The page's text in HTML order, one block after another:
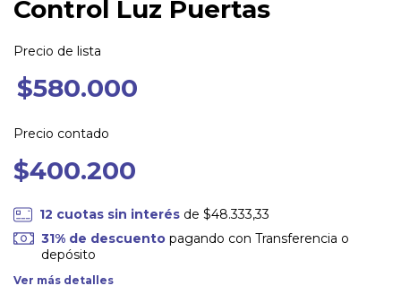
Control Luz Puertas
Precio de lista
$580.000
Precio contado
$400.200
12 cuotas sin interésde $48.333,33
31% de descuento pagando con Transferencia o
depósito
Ver más detalles